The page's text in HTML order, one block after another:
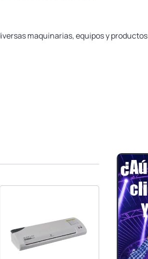
maquinarias, equipos y productos